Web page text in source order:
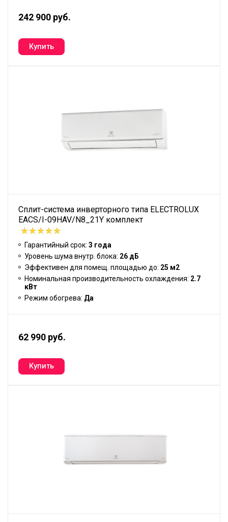
242 900 руб.
Сплит-система инверторного типа ELECTROLUX
EACS/I-09HAV/N8_21Y комплект
Гарантийный срок: 3 года
Уровень шума внутр. блока: 26 дБ
Эффективен для помещ. площадью до: 25 м2
Номинальная производительность охлаждения: 2.7
кВт
Режим обогрева: Да
62 990 руб.